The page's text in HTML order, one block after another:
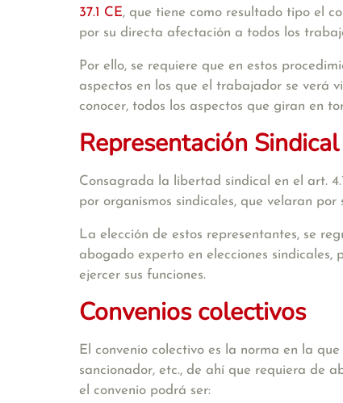
37.1 CE, que tiene como resultado tipo el
por su directa afectación a todos los
Por ello, se requiere que en estos
aspectos en los que el trabajador se verá
conocer, todos los aspectos que giran en
Representación Sindical
Consagrada la libertad sindical en el art.
por organismos sindicales, que velaran
La elección de estos representantes, se
abogado experto en elecciones
ejercer sus funciones.
Convenios colectivos
El convenio colectivo es la norma en la
sancionador, etc., de ahí que requiera de
el convenio podrá ser: